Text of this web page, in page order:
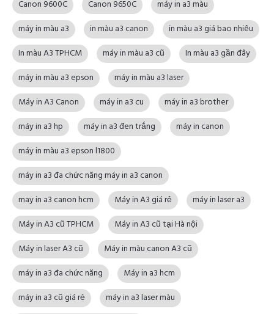
Canon 9600C
Canon 9650C
máy in a3 màu
máy in màu a3
in màu a3 canon
in màu a3 giá bao nhiêu
In màu A3 TPHCM
máy in màu a3 cũ
In màu a3 gần đây
máy in màu a3 epson
máy in màu a3 laser
Máy in A3 Canon
máy in a3 cu
máy in a3 brother
máy in a3 hp
máy in a3 đen trắng
máy in canon
máy in màu a3 epson l1800
máy in a3 đa chức năng máy in a3 canon
may in a3 canon hcm
Máy in A3 giá rẻ
máy in laser a3
Máy in A3 cũ TPHCM
Máy in A3 cũ tại Hà nội
Máy in laser A3 cũ
Máy in màu canon A3 cũ
máy in a3 đa chức năng
Máy in a3 hcm
máy in a3 cũ giá rẻ
máy in a3 laser màu